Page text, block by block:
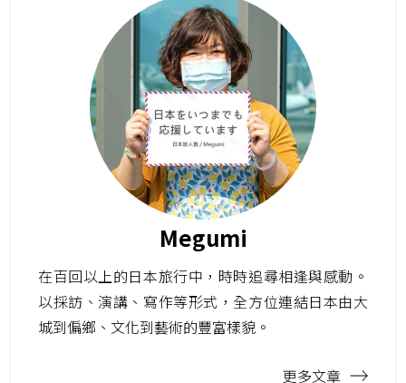
Megumi
在百回以上的日本旅行中，時時追尋相逢與感動。
以採訪、演講、寫作等形式，全方位連結日本由大
城到偏鄉、文化到藝術的豐富樣貌。
更多文章